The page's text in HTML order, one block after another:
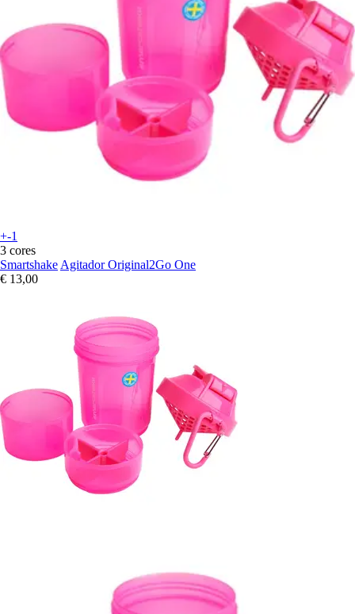
+-1
3 cores
Smartshake Agitador Original2Go One
€ 13,00